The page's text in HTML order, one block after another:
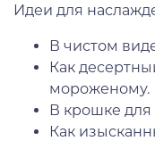
Идеи для
В чистом
Как
мороженому.
В крошке для
Как